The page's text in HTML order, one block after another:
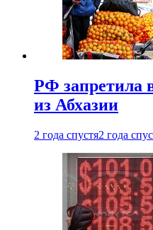
РФ запретила
из Абхазии
2 года спустя2 года